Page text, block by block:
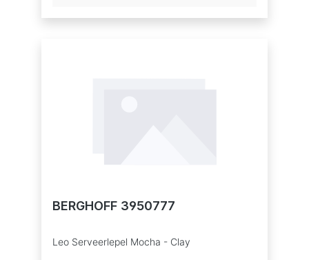
BERGHOFF 3950777
Leo Serveerlepel Mocha - Clay